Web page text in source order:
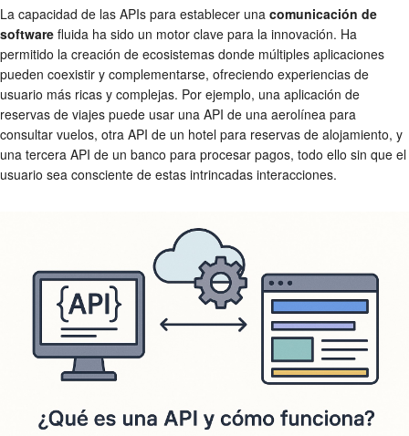
La capacidad de las APIs para establecer una comunicación de
software fluida ha sido un motor clave para la innovación. Ha
permitido la creación de ecosistemas donde múltiples aplicaciones
pueden coexistir y complementarse, ofreciendo experiencias de
usuario más ricas y complejas. Por ejemplo, una aplicación de
reservas de viajes puede usar una API de una aerolínea para
consultar vuelos, otra API de un hotel para reservas de alojamiento, y
una tercera API de un banco para procesar pagos, todo ello sin que el
usuario sea consciente de estas intrincadas interacciones.